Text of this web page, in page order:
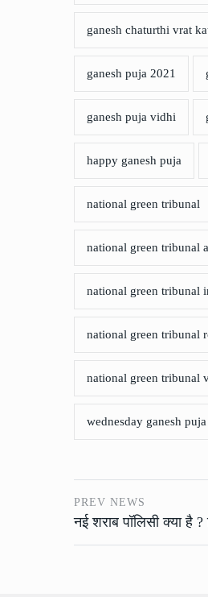
ganesh chaturthi vrat
ganesh puja 2021
ganesh puja vidhi
happy ganesh puja
national green tribunal
national green tribunal
national green tribunal
national green tribunal
national green tribunal
wednesday ganesh puja
PREV NEWS
नई शराब पॉलिसी क्या